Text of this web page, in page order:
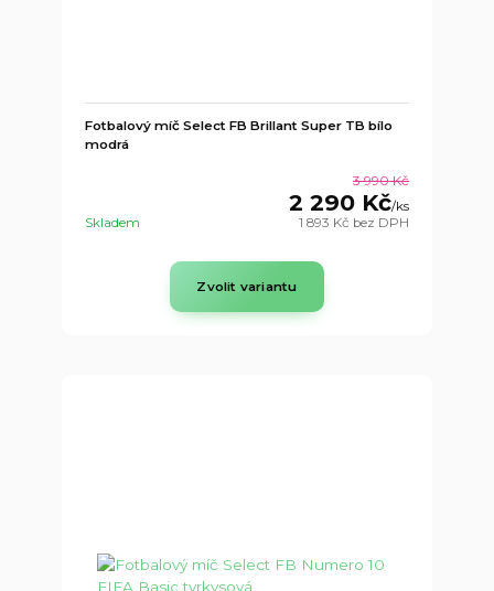
Fotbalový míč Select FB Brillant Super TB bílo
modrá
3 990 Kč
2 290 Kč/ks
1 893 Kč bez DPH
Skladem
Zvolit variantu